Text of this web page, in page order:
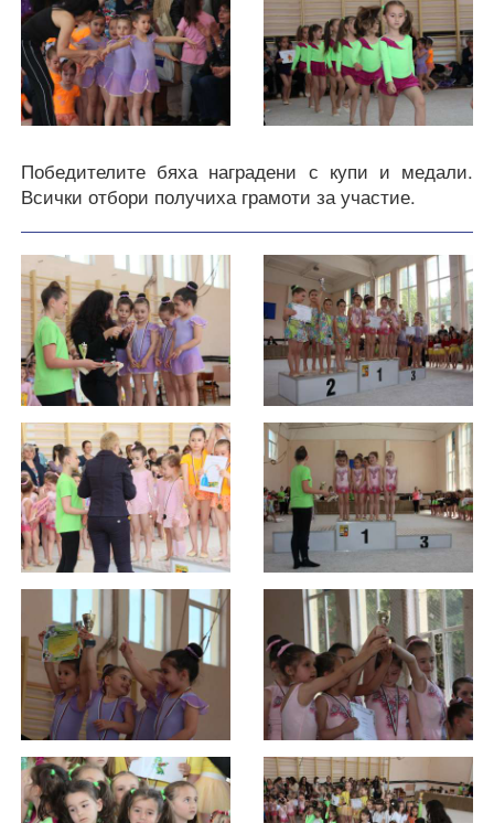
Победителите бяха наградени с купи и медали.
Всички отбори получиха грамоти за участие.